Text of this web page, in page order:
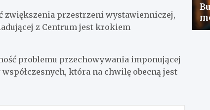
zwiększenia przestrzeni wystawienniczej,
z Centrum jest krokiem
problemu przechowywania imponującej
która na chwilę obecną jest